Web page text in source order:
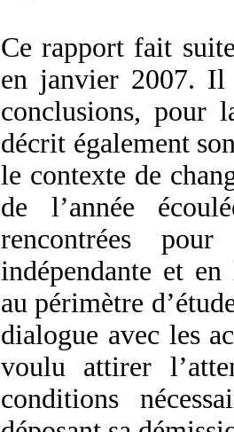
Ce rapport fait
en janvier 2007. Il
conclusions, pour
décrit également
le contexte de
de l’année
rencontrées
indépendante et en
au périmètre
dialogue avec les
voulu attirer
conditions